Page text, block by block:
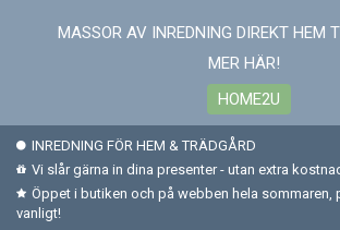
MASSOR AV INREDNING DIREKT HEM
MER HÄR!
HOME2U
INREDNING FÖR HEM & TRÄDGÅRD
Vi slår gärna in dina presenter - utan extra
Öppet i butiken och på webben hela sommaren,
vanligt!